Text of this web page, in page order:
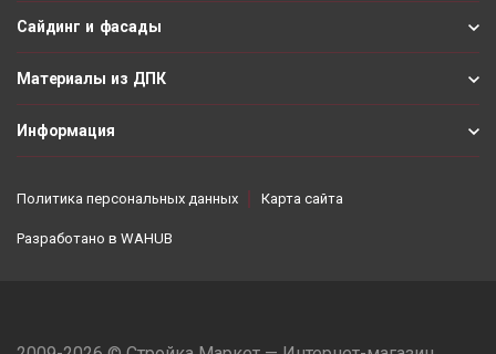
Сайдинг и фасады
Материалы из ДПК
Информация
Политика персональных данных Карта сайта
Разработано в WAHUB